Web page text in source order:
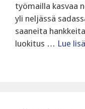
työmailla kasvaa
yli neljässä
saaneita
luokitus … Lue